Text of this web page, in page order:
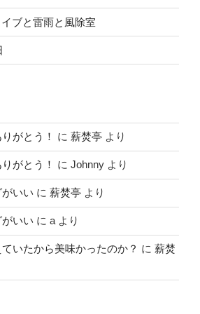
ブと雷雨と風除室
がとう！ に 薪焚亭 より
がとう！ に Johnny より
いい に 薪焚亭 より
いい に a より
いたから美味かったのか？ に 薪焚